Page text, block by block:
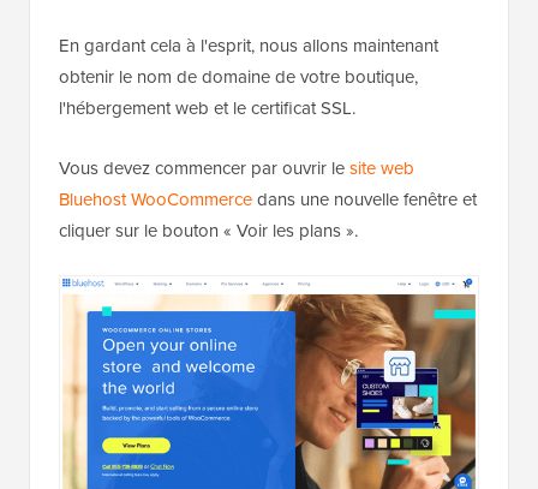
En gardant cela à l'esprit, nous allons maintenant
obtenir le nom de domaine de votre boutique,
l'hébergement web et le certificat SSL.
Vous devez commencer par ouvrir lesite web
Bluehost WooCommercedans une nouvelle fenêtre et
cliquer sur le bouton « Voir les plans ».